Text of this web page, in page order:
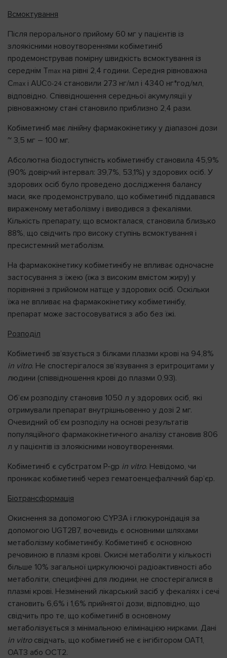
Всмоктування
Після перорального прийому 60 мг у пацієнтів із
злоякісними новоутвореннями кобіметиніб
продемонстрував помірну швидкість всмоктування із
середнім Tmax на рівні 2,4 години. Середня рівноважна
Cmax і AUC0-24 становили 273 нг/мл і 4340 нг*год/мл,
відповідно. Співвідношення середньої акумуляції у
рівноважному стані становило приблизно 2,4 рази.
Кобіметиніб має лінійну фармакокінетику у діапазоні дози
~ 3,5 мг – 100 мг.
Абсолютна біодоступність кобіметинібу становила 45,9%
(90% довірчий інтервал: 39,7%, 53,1%) у здорових осіб. У
здорових осіб було проведено дослідження балансу
маси, яке продемонструвало, що кобіметиніб піддавався
вираженому метаболізму і виводився з фекаліями.
Кількість препарату, що всмокталася, становила близько
88%, що свідчить про високу ступінь всмоктування і
пресистемний метаболізм.
На фармакокінетику кобіметинібу не впливає одночасне
застосування з їжею (їжа з високим вмістом жиру) у
порівнянні з прийомом натще у здорових осіб. Оскільки
їжа не впливає на фармакокінетику кобіметинібу,
препарат може застосовуватися з або без їжі.
Розподіл
Кобіметиніб зв’язується з білками плазми крові на 94,8%
in vitro. Не спостерігалося зв’язування з еритроцитами у
людини (співвідношення крові до плазми 0,93).
Об’єм розподілу становив 1050 л у здорових осіб, які
отримували препарат внутрішньовенно у дозі 2 мг.
Очевидний об’єм розподілу на основі результатів
популяційного фармакокінетичного аналізу становив 806
л у пацієнтів із злоякісними новоутвореннями.
Кобіметиніб є субстратом P-gp in vitro. Невідомо, чи
проникає кобіметиніб через гематоенцефалічний бар’єр.
Біотрансформація
Окиснення за допомогою CYP3A і глюкуронідація за
допомогою UGT2B7, вочевидь є основними шляхами
метаболізму кобіметинібу. Кобіметиніб є основною
речовиною в плазмі крові. Окисні метаболіти у кількості
більше 10% загальної циркулюючої радіоактивності або
метаболіти, специфічні для людини, не спостерігалися в
плазмі крові. Незмінений лікарський засіб у фекаліях і сечі
становить 6,6% і 1,6% прийнятої дози, відповідно, що
свідчить про те, що кобіметиніб в основному
метаболізується з мінімальною елімінацією нирками. Дані
іn vitroсвідчать, що кобіметиніб не є інгібітором OAT1,
OAT3 або OCT2.